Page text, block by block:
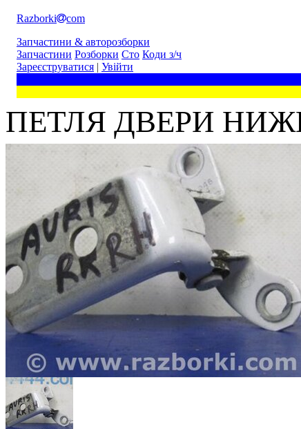
Razborki
com
Запчастини & авторозборки
Запчастини Розборки Сто Коди з/ч
Зареєструватися | Увійти
ПЕТЛЯ ДВЕРИ